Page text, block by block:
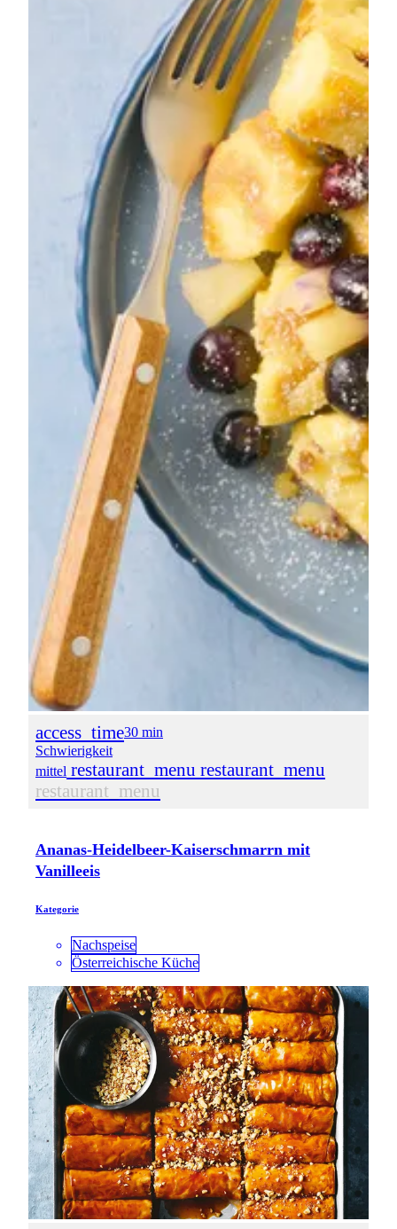
access_time30 min
Schwierigkeit
mittel restaurant_menu restaurant_menu
restaurant_menu
Ananas-Heidelbeer-Kaiserschmarrn mit
Vanilleeis
Kategorie
Nachspeise
Österreichische Küche